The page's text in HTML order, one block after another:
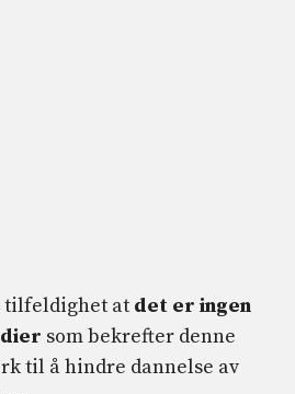
tilfeldighet at det er ingen
som bekrefter denne
til å hindre dannelse av